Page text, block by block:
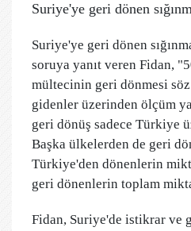
Suriye'ye geri dönen
Suriye'ye geri dönen
soruya yanıt veren Fidan,
mültecinin geri dönmesi söz
gidenler üzerinden ölçüm
geri dönüş sadece Türkiye
Başka ülkelerden de geri
Türkiye'den dönenlerin
geri dönenlerin toplam
Fidan, Suriye'de istikrar ve